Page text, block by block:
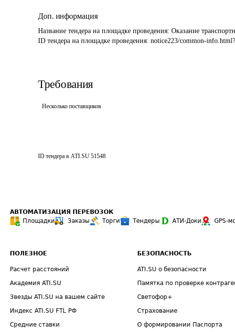
Доп. информация
Название тендера на площадке проведения: Оказание
ID тендера на площадке проведения: notice223/common-
Требования
Несколько поставщиков
ID тендера в ATI.SU 51548
АВТОМАТИЗАЦИЯ ПЕРЕВОЗОК
Площадки
Заказы Торги Тендеры АТИ-Доки GPS-
ПОЛЕЗНОЕ
Расчет расстояний
Академия ATI.SU
Звезды ATI.SU на вашем сайте
Индекс ATI.SU FTL РФ
Средние ставки
БЕЗОПАСНОСТЬ
ATI.SU о безопасности
Памятка по проверке
Светофор+
Страхование
О формировании Паспорта